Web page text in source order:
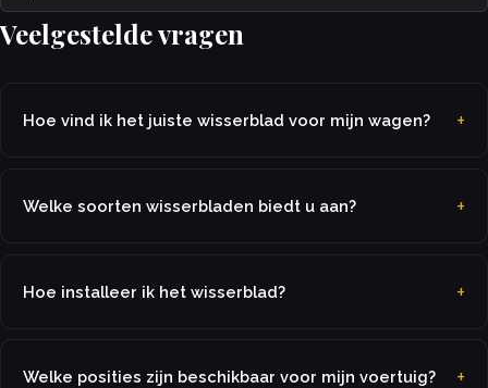
Veelgestelde vragen
Hoe vind ik het juiste wisserblad voor mijn wagen?
Welke soorten wisserbladen biedt u aan?
Hoe installeer ik het wisserblad?
Welke posities zijn beschikbaar voor mijn voertuig?